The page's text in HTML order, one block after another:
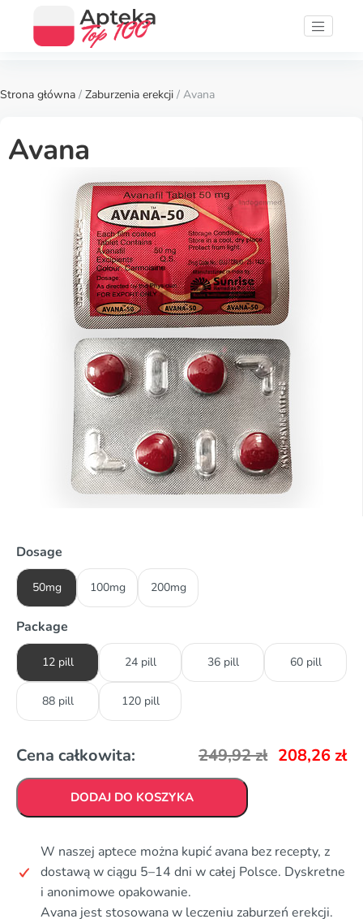
Strona główna / Zaburzenia erekcji / Avana
Avana
Dosage
50mg 100mg 200mg
Package
12 pill 24 pill 36 pill 60 pill
88 pill 120 pill
Cena całkowita: 249,92zł 208,26 zł
DODAJ DO KOSZYKA
W naszej aptece można kupić avana bez recepty, z
dostawą w ciągu 5–14 dni w całej Polsce. Dyskretne
i anonimowe opakowanie.
Avana jest stosowana w leczeniu zaburzeń erekcji.